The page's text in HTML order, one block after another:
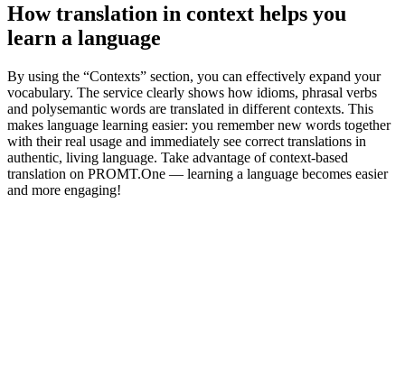
How translation in context helps you
learn a language
By using the “Contexts” section, you can effectively expand your
vocabulary. The service clearly shows how idioms, phrasal verbs
and polysemantic words are translated in different contexts. This
makes language learning easier: you remember new words together
with their real usage and immediately see correct translations in
authentic, living language. Take advantage of context-based
translation on PROMT.One — learning a language becomes easier
and more engaging!